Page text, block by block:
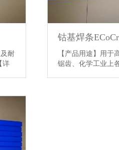
耐
详
钴基焊条
【产品用途】用于
锯齿、化学工业上